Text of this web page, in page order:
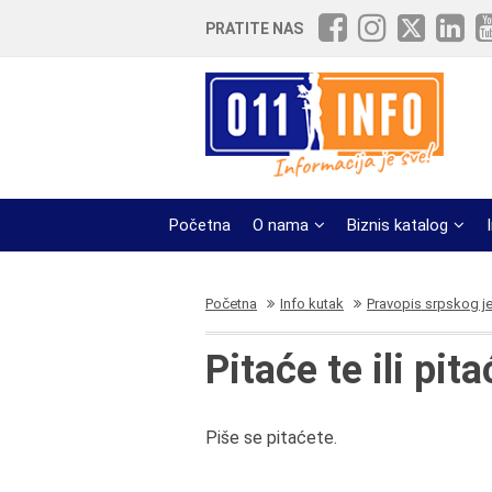
PRATITE NAS
Početna O nama Biznis katalog
Početna Info kutak Pravopis srpskog
Pitaće te ili
Piše se pitaćete.